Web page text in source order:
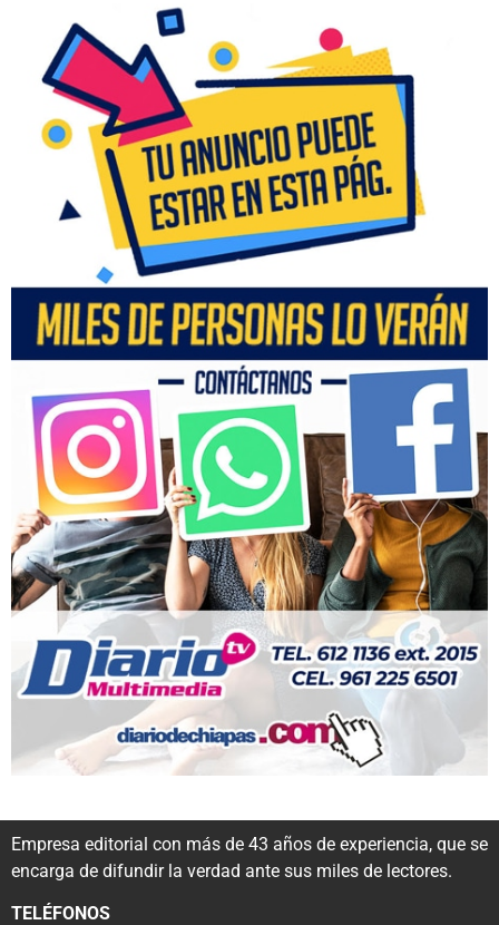
Empresa editorial con más de 43 años de experiencia, que se
encarga de difundir la verdad ante sus miles de lectores.
TELÉFONOS